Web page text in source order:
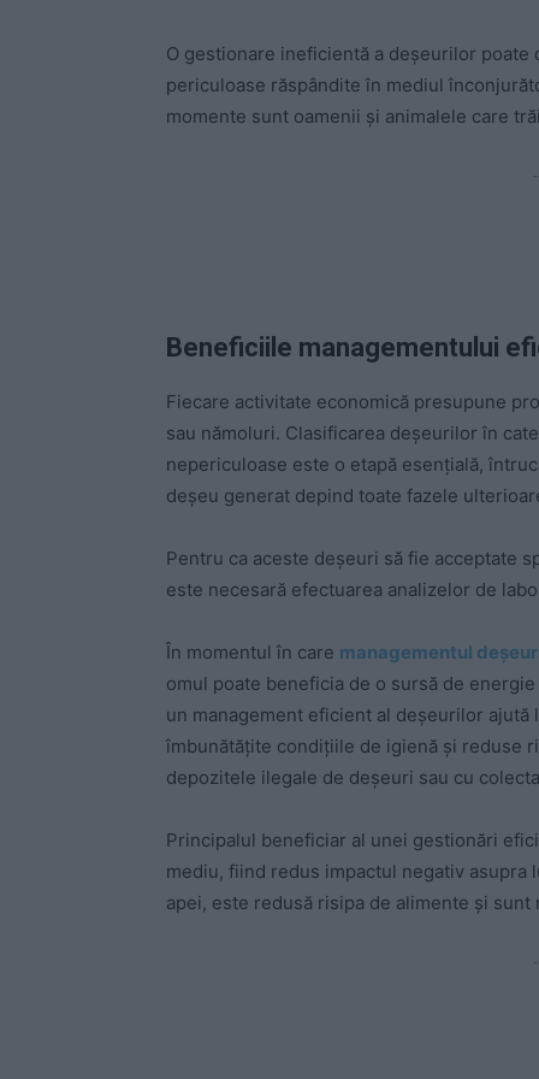
O gestionare ineficientă a deșeurilor
periculoase răspândite în mediul
momente sunt oamenii și animalele care
Beneficiile managementului
Fiecare activitate economică presupune
sau nămoluri. Clasificarea deșeurilor în
nepericuloase este o etapă esențială,
deșeu generat depind toate fazele
Pentru ca aceste deșeuri să fie acceptate
este necesară efectuarea analizelor de
În momentul în care managementul
omul poate beneficia de o sursă de
un management eficient al deșeurilor
îmbunătățite condițiile de igienă și reduse
depozitele ilegale de deșeuri sau cu
Principalul beneficiar al unei gestionări
mediu, fiind redus impactul negativ asupra
apei, este redusă risipa de alimente și